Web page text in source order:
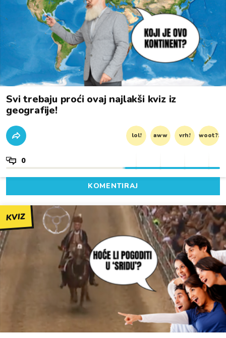
Svi trebaju proći ovaj najlakši kviz iz
geografije!
lol! aww vrh! woot?!
0
KOMENTIRAJ
KVIZ